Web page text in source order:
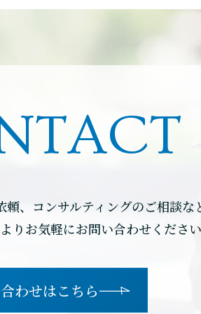
頼、コンサルティングのご相談な
りお気軽にお問い合わせくださ
わせはこちら